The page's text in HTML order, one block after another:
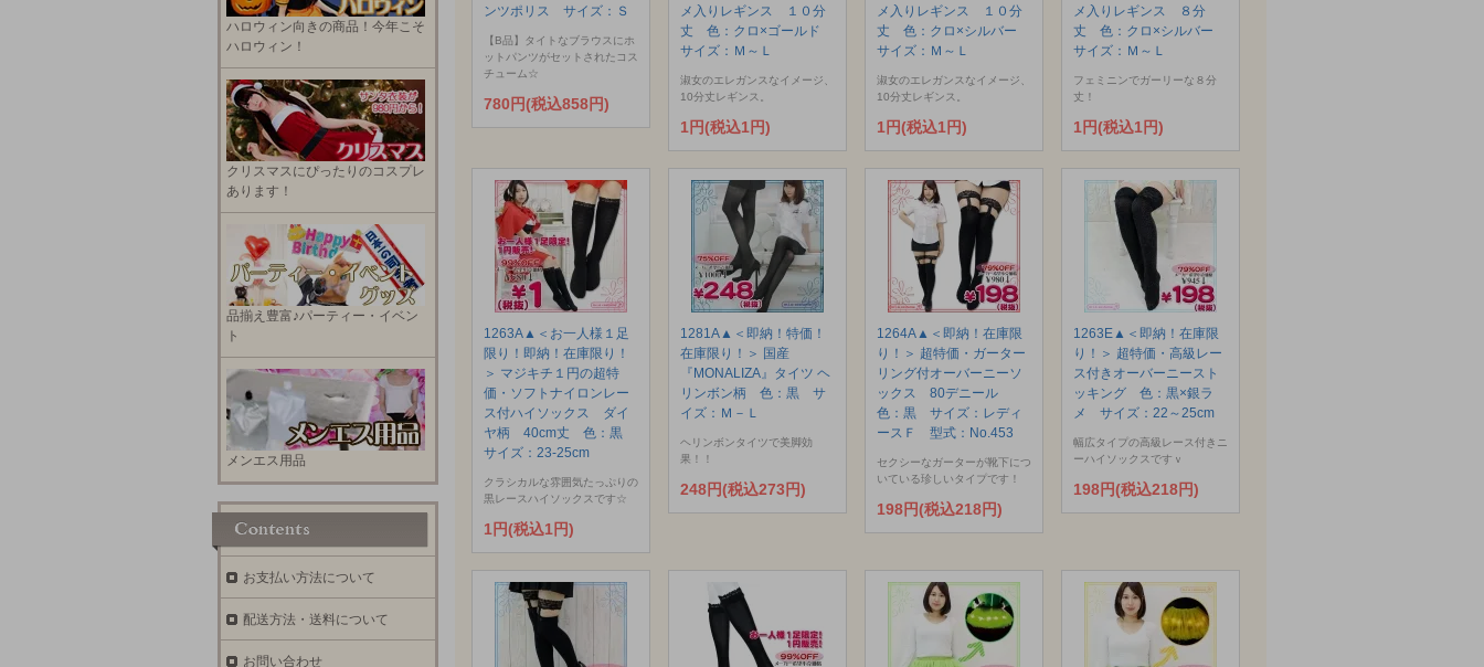
ンツポリス サイズ：Ｓ
【B品】タイトなブラウスにホ
ットパンツがセットされたコス
チューム☆
780円(税込858円)
メ入りレギンス １０分
丈 色：クロ×ゴールド
サイズ：Ｍ～Ｌ
淑女のエレガンスなイメージ、
10分丈レギンス。
1円(税込1円)
メ入りレギンス １０分
丈 色：クロ×シルバー
サイズ：Ｍ～Ｌ
淑女のエレガンスなイメージ、
10分丈レギンス。
1円(税込1円)
メ入りレギンス ８分
丈 色：クロ×シルバー
サイズ：Ｍ～Ｌ
フェミニンでガーリーな８分
丈！
1円(税込1円)
1263A▲＜お一人様１足
限り！即納！在庫限り！
＞ マジキチ１円の超特
価・ソフトナイロンレー
ス付ハイソックス ダイ
ヤ柄 40cm丈 色：黒
サイズ：23-25cm
クラシカルな雰囲気たっぷりの
黒レースハイソックスです☆
1円(税込1円)
1281A▲＜即納！特価！
在庫限り！＞ 国産
『MONALIZA』タイツ ヘ
リンボン柄 色：黒 サ
イズ：Ｍ－Ｌ
ヘリンボンタイツで美脚効
果！！
248円(税込273円)
1264A▲＜即納！在庫限
り！＞ 超特価・ガーター
リング付オーバーニーソ
ックス 80デニール
色：黒 サイズ：レディ
ースＦ 型式：No.453
セクシーなガーターが靴下につ
いている珍しいタイプです！
198円(税込218円)
1263E▲＜即納！在庫限
り！＞ 超特価・高級レー
ス付きオーバーニースト
ッキング 色：黒×銀ラ
メ サイズ：22～25cm
幅広タイプの高級レース付きニ
ーハイソックスですｖ
198円(税込218円)
ハロウィン向きの商品！今年こそ
ハロウィン！
クリスマスにぴったりのコスプレ
あります！
品揃え豊富♪パーティー・イベン
ト
メンエス用品
お支払い方法について
配送方法・送料について
お問い合わせ